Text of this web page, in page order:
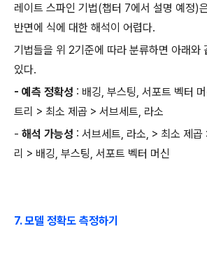
레이트 스파인 기법(챕터 7에서 설명 예정)
반면에 식에 대한 해석이 어렵다.
기법들을 위 2기준에 따라 분류하면 아래와
있다.
- 예측 정확성 : 배깅, 부스팅, 서포트 벡터
트리 > 최소 제곱 > 서브세트, 라소
- 해석 가능성 : 서브세트, 라소, > 최소 제곱
리 > 배깅, 부스팅, 서포트 벡터 머신
7.모델 정확도 측정하기